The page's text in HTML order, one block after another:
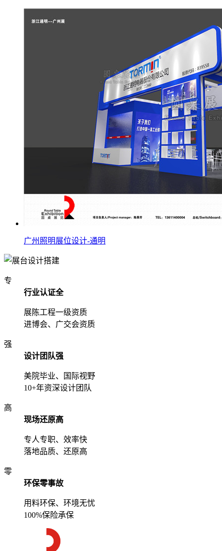
广州照明展位设计-通明
专
行业认证全
展陈工程一级资质
进博会、广交会资质
强
设计团队强
美院毕业、国际视野
10+年资深设计团队
高
现场还原高
专人专职、效率快
落地品质、还原高
零
环保零事故
用料环保、环境无忧
100%保险承保